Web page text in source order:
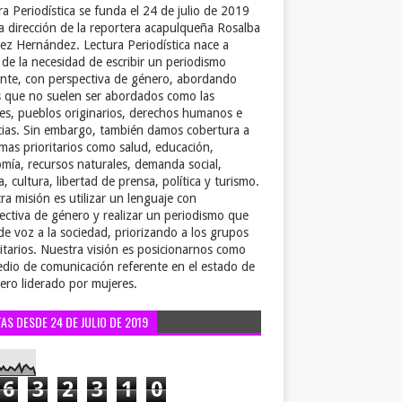
Periodística se funda el 24 de julio de 2019
dirección de la reportera acapulqueña Rosalba
Hernández. Lectura Periodística nace a
la necesidad de escribir un periodismo
con perspectiva de género, abordando
que no suelen ser abordados como las
pueblos originarios, derechos humanos e
Sin embargo, también damos cobertura a
prioritarios como salud, educación,
recursos naturales, demanda social,
cultura, libertad de prensa, política y turismo.
misión es utilizar un lenguaje con
de género y realizar un periodismo que
voz a la sociedad, priorizando a los grupos
Nuestra visión es posicionarnos como
de comunicación referente en el estado de
liderado por mujeres.
DESDE 24 DE JULIO DE 2019
6 3 2 3 1 0